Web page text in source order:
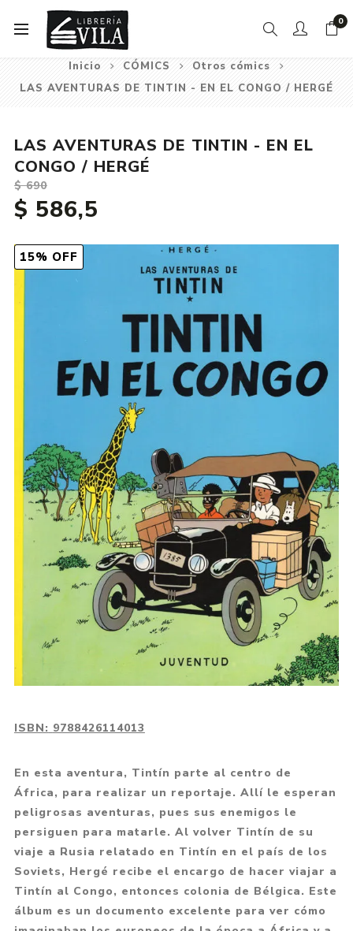
0
Inicio CÓMICS
Otros cómics
LAS AVENTURAS DE TINTIN - EN EL CONGO / HERGÉ
15% OFF
LAS AVENTURAS DE TINTIN - EN EL
CONGO / HERGÉ
$ 690
$ 586,5
ISBN: 9788426114013
En esta aventura, Tintín parte al centro de
África, para realizar un reportaje. Allí le esperan
peligrosas aventuras, pues sus enemigos le
persiguen para matarle. Al volver Tintín de su
viaje a Rusia relatado en Tintín en el país de los
Soviets, Hergé recibe el encargo de hacer viajar a
Tintín al Congo, entonces colonia de Bélgica. Este
álbum es un documento excelente para ver cómo